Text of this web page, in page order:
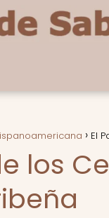
El
los